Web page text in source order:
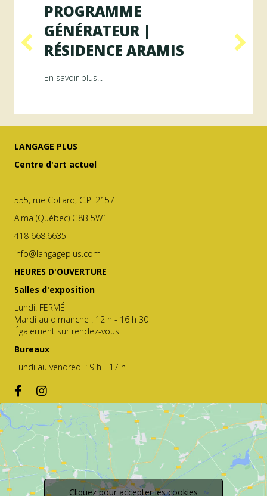
RAYON
PROGRAMME
GÉNÉRATEUR |
RÉSIDENCE ARAMIS
En savoir plus...
LANGAGE PLUS
Centre d'art actuel
555, rue Collard, C.P. 2157
Alma (Québec) G8B 5W1
418 668.6635
info@langageplus.com
HEURES D'OUVERTURE
Salles d'exposition
Lundi: FERMÉ
Mardi au dimanche : 12 h - 16 h 30
Également sur rendez-vous
Bureaux
Lundi au vendredi : 9 h - 17 h
Cliquez pour accepter les cookies